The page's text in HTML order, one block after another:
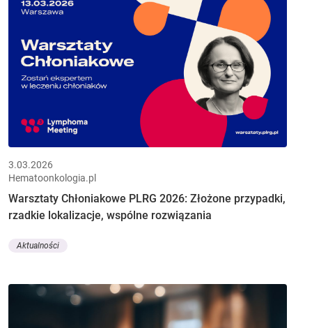
3.03.2026
Hematoonkologia.pl
Warsztaty Chłoniakowe PLRG 2026: Złożone przypadki,
rzadkie lokalizacje, wspólne rozwiązania
Aktualności